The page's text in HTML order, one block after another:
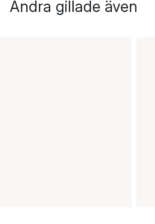
Andra gillade även